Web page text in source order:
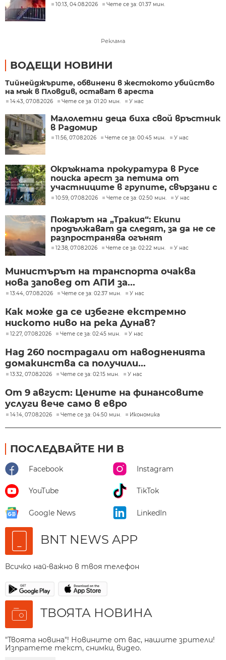
10:13, 04.08.2026 Чете се за: 01:37 мин.
Реклама
ВОДЕЩИ НОВИНИ
Тийнейджърите, обвинени в жестокото убийство
на мъж в Пловдив, остават в ареста
14:43, 07.08.2026 Чете се за: 01:20 мин. У нас
Малолетни деца биха свой връстник
в Радомир
11:56, 07.08.2026 Чете се за: 00:45 мин. У нас
Окръжната прокуратура в Русе
поиска арест за петима от
участниците в групите, свързани с
разбитата лаборатория за
10:59, 07.08.2026 Чете се за: 02:50 мин. У нас
Пожарът на „Тракия“: Екипи
продължават да следят, за да не се
разпространява огънят
12:38, 07.08.2026 Чете се за: 02:22 мин. У нас
Министърът на транспорта очаква
нова заповед от АПИ за...
13:44, 07.08.2026 Чете се за: 02:37 мин. У нас
Как може да се избегне екстремно
ниското ниво на река Дунав?
12:27, 07.08.2026 Чете се за: 02:45 мин. У нас
Над 260 пострадали от наводненията
домакинства са получили...
13:32, 07.08.2026 Чете се за: 02:15 мин. У нас
От 9 август: Цените на финансовите
услуги вече само в евро
14:14, 07.08.2026 Чете се за: 04:50 мин. Икономика
ПОСЛЕДВАЙТЕ НИ В
Facebook Instagram
YouTube TikTok
Google News LinkedIn
BNT NEWS APP
Всичко най-важно в твоя телефон
ТВОЯТА НОВИНА
"Твоята новина"! Новините от вас, нашите зрители!
Изпратете текст, снимки, видео.